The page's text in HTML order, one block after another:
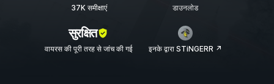
37K समीक्षाएं डाउनलोड
सुरक्षित
वायरस की पूरी तरह से जांच की गई इनके द्वारा STiNGERR ↗